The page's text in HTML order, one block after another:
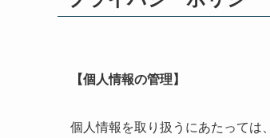
【個人情報の管理】
個人情報を取り扱うにあたっては